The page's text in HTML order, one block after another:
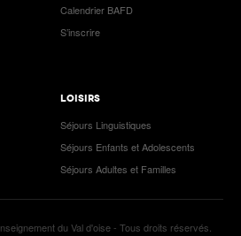
Calendrier BAFD
S’inscrire
LOISIRS
Séjours Linguistiques
Séjours Enfants et Adolescents
Séjours Adultes et Familles
du Val d'oise - Tous droits réservés.